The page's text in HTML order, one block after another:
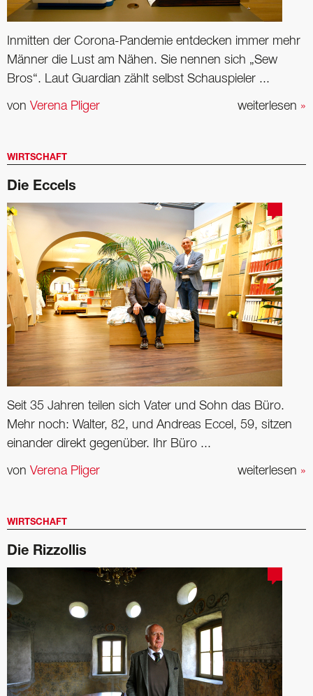
Inmitten der Corona-Pandemie entdecken immer mehr
Männer die Lust am Nähen. Sie nennen sich „Sew
Bros“. Laut Guardian zählt selbst Schauspieler ...
weiterlesen »
von Verena Pliger
WIRTSCHAFT
Die Eccels
Seit 35 Jahren teilen sich Vater und Sohn das Büro.
Mehr noch: Walter, 82, und Andreas Eccel, 59, sitzen
einander direkt gegenüber. Ihr Büro ...
weiterlesen »
von Verena Pliger
WIRTSCHAFT
Die Rizzollis